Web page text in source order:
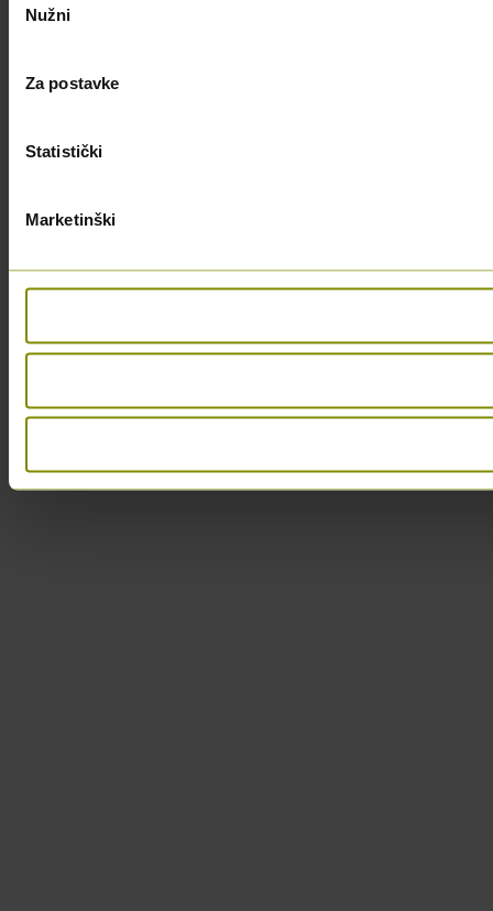
pristanka
Nužni
Za postavke
Statistički
Marketinški